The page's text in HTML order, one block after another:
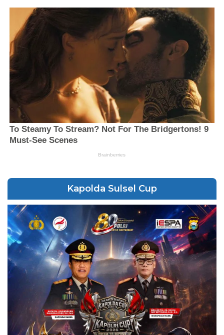
Kapolda Sulsel Cup